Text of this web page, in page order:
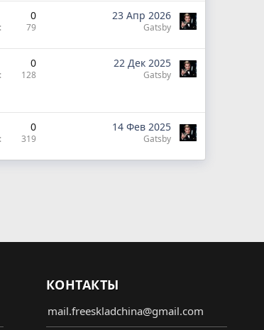
0
79
23 Апр 2026
Gatsby
0
128
22 Дек 2025
Gatsby
0
319
14 Фев 2025
Gatsby
КОНТАКТЫ
mail.freeskladchina@gmail.com